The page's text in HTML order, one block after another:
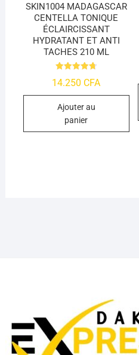
SKIN1004 MADAGASCAR
CENTELLA TONIQUE
ÉCLAIRCISSANT
HYDRATANT ET ANTI
TACHES 210 ML
4.74
14.250 CFA
Ajouter au
panier